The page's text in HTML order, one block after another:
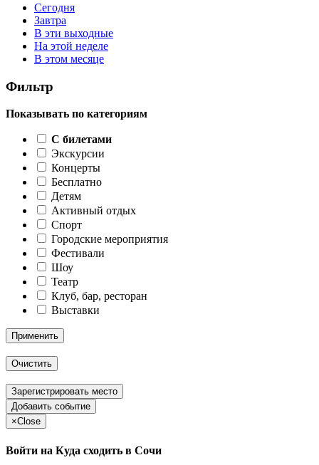
Сегодня
Завтра
В эти выходные
На этой неделе
В этом месяце
Фильтр
Показывать по категориям
C билетами
Экскурсии
Концерты
Бесплатно
Детям
Активный отдых
Спорт
Городские мероприятия
Фестивали
Шоу
Театр
Клуб, бар, ресторан
Выставки
Применить
Очистить
Зарегистрировать место
Добавить событие
×Close
Войти на Куда сходить в Сочи